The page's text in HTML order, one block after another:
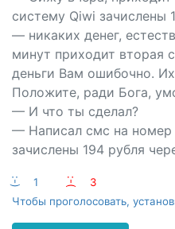
систему Qiwi зачислены
— никаких денег,
минут приходит вторая
деньги Вам ошибочно.
Положите, ради Бога,
— И что ты сделал?
— Написал смс на номер
зачислены 194 рубля
:-) 1 :-(
3
Чтобы проголосовать,